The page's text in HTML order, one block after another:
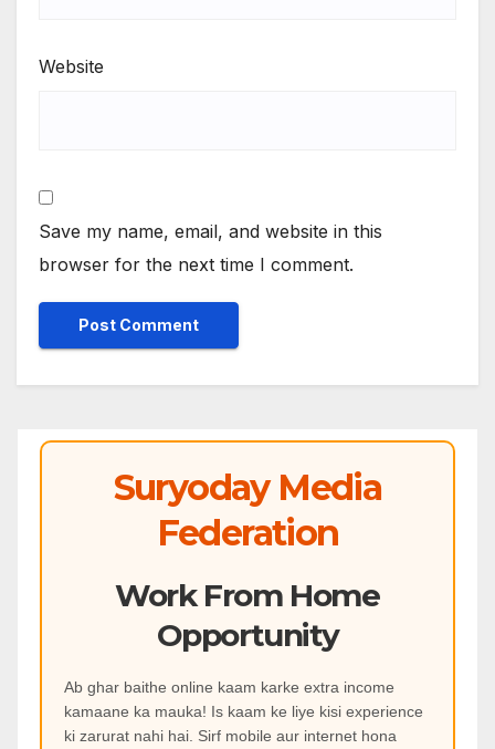
Website
Save my name, email, and website in this
browser for the next time I comment.
Suryoday Media
Federation
Work From Home
Opportunity
Ab ghar baithe online kaam karke extra income
kamaane ka mauka! Is kaam ke liye kisi experience
ki zarurat nahi hai. Sirf mobile aur internet hona